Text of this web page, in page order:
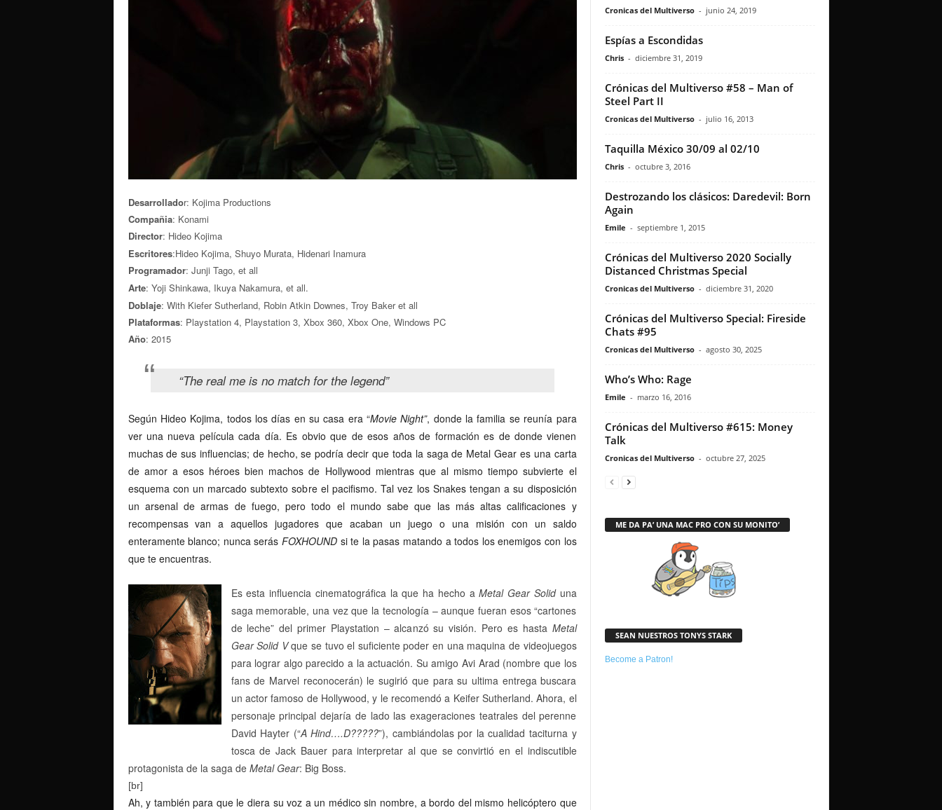
Desarrollador: Kojima Productions
Compañia: Konami
Director: Hideo Kojima
Escritores:Hideo Kojima, Shuyo Murata, Hidenari Inamura
Programador: Junji Tago, et all
Arte: Yoji Shinkawa, Ikuya Nakamura, et all.
Doblaje: With Kiefer Sutherland, Robin Atkin Downes, Troy Baker et all
Plataformas: Playstation 4, Playstation 3, Xbox 360, Xbox One, Windows PC
Año: 2015
“The real me is no match for the legend”
Según Hideo Kojima, todos los días en su casa era “Movie Night”, donde la familia se reunía para
ver una nueva película cada día. Es obvio que de esos años de formación es de donde vienen
muchas de sus influencias; de hecho, se podría decir que toda la saga de Metal Gear es una carta
de amor a esos héroes bien machos de Hollywood mientras que al mismo tiempo subvierte el
esquema con un marcado subtexto sobre el pacifismo. Tal vez los Snakes tengan a su disposición
un arsenal de armas de fuego, pero todo el mundo sabe que las más altas calificaciones y
recompensas van a aquellos jugadores que acaban un juego o una misión con un saldo
enteramente blanco; nunca serás FOXHOUNDsi te la pasas matando a todos los enemigos con los
que te encuentras.
Es esta influencia cinematográfica la que ha hecho aMetal Gear Solid una
saga memorable, una vez que la tecnología – aunque fueran esos “cartones
de leche” del primer Playstation – alcanzó su visión. Pero es hasta Metal
Gear Solid Vque se tuvo el suficiente poder en una maquina de videojuegos
para lograr algo parecido a la actuación. Su amigo Avi Arad (nombre que los
fans de Marvel reconocerán) le sugirió que para su ultima entrega buscara
un actor famoso de Hollywood, y le recomendó a Keifer Sutherland. Ahora, el
personaje principal dejaría de lado las exageraciones teatrales del perenne
David Hayter (“A Hind….D?????”), cambiándolas por la cualidad taciturna y
tosca de Jack Bauer para interpretar al que se convirtió en el indiscutible
protagonista de la saga de Metal Gear: Big Boss.
[br]
Ah, y también para que le diera su voz a un médico sin nombre, a bordo del mismo helicóptero que
Cronicas del Multiverso - junio 24, 2019
Espías a Escondidas
Chris - diciembre 31, 2019
Crónicas del Multiverso #58 – Man of
Steel Part II
Cronicas del Multiverso - julio 16, 2013
Taquilla México 30/09 al 02/10
Chris - octubre 3, 2016
Destrozando los clásicos: Daredevil: Born
Again
Emile - septiembre 1, 2015
Crónicas del Multiverso 2020 Socially
Distanced Christmas Special
Cronicas del Multiverso - diciembre 31, 2020
Crónicas del Multiverso Special: Fireside
Chats #95
Cronicas del Multiverso - agosto 30, 2025
Who’s Who: Rage
Emile - marzo 16, 2016
Crónicas del Multiverso #615: Money
Talk
Cronicas del Multiverso - octubre 27, 2025
ME DA PA’ UNA MAC PRO CON SU MONITO’
SEAN NUESTROS TONYS STARK
Become a Patron!